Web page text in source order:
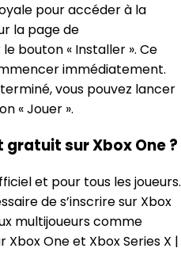
pour accéder à la
la page de
bouton « Installer ». Ce
immédiatement.
vous pouvez lancer
« Jouer ».
sur Xbox One ?
et pour tous les joueurs.
de s’inscrire sur Xbox
multijoueurs comme
Xbox One et Xbox Series X |